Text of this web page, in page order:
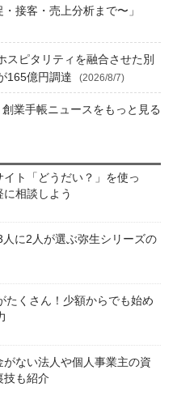
接客・売上分析まで〜」
スピタリティを融合させた別
165億円調達
(2026/8/7)
創業手帳ニュースをもっと見る
ト「どうだい？」を使っ
相談しよう
に2人が選ぶ弥生シリーズの
たくさん！少額からでも始め
ない法人や個人事業主の資
技も紹介